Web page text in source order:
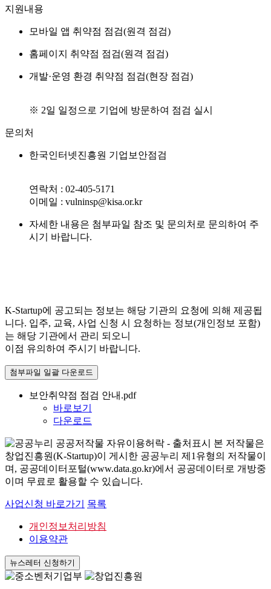
지원내용
모바일 앱 취약점 점검(원격 점검)
홈페이지 취약점 점검(원격 점검)
개발·운영 환경 취약점 점검(현장 점검)
※ 2일 일정으로 기업에 방문하여 점검 실시
문의처
한국인터넷진흥원 기업보안점검
연락처 : 02-405-5171
이메일 : vulninsp@kisa.or.kr
자세한 내용은 첨부파일 참조 및 문의처로 문의하여 주
시기 바랍니다.
K-Startup에 공고되는 정보는 해당 기관의 요청에 의해 제공됩
니다. 입주, 교육, 사업 신청 시 요청하는 정보(개인정보 포함)
는 해당 기관에서 관리 되오니
이점 유의하여 주시기 바랍니다.
첨부파일 일괄 다운로드
보안취약점 점검 안내.pdf
바로보기
다운로드
본 저작물은
창업진흥원(K-Startup)이 게시한 공공누리 제1유형의 저작물이
며, 공공데이터포털(www.data.go.kr)에서 공공데이터로 개방중
이며 무료로 활용할 수 있습니다.
사업신청 바로가기 목록
개인정보처리방침
이용약관
뉴스레터 신청하기